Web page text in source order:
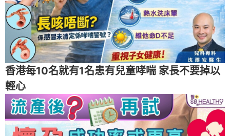
香港每10名就有1名患有兒童哮喘 家長不要掉以
輕心